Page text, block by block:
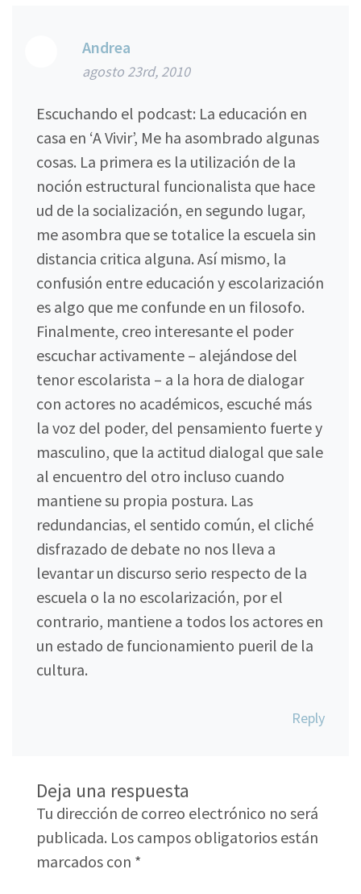
Andrea
agosto 23rd, 2010
Escuchando el podcast: La educación en
casa en ‘A Vivir’, Me ha asombrado algunas
cosas. La primera es la utilización de la
noción estructural funcionalista que hace
ud de la socialización, en segundo lugar,
me asombra que se totalice la escuela sin
distancia critica alguna. Así mismo, la
confusión entre educación y escolarización
es algo que me confunde en un filosofo.
Finalmente, creo interesante el poder
escuchar activamente – alejándose del
tenor escolarista – a la hora de dialogar
con actores no académicos, escuché más
la voz del poder, del pensamiento fuerte y
masculino, que la actitud dialogal que sale
al encuentro del otro incluso cuando
mantiene su propia postura. Las
redundancias, el sentido común, el cliché
disfrazado de debate no nos lleva a
levantar un discurso serio respecto de la
escuela o la no escolarización, por el
contrario, mantiene a todos los actores en
un estado de funcionamiento pueril de la
cultura.
Reply
Deja una respuesta
Tu dirección de correo electrónico no será
publicada. Los campos obligatorios están
marcados con *